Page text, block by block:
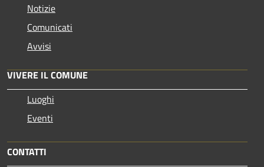
Notizie
Comunicati
Avvisi
VIVERE IL COMUNE
Luoghi
Eventi
CONTATTI